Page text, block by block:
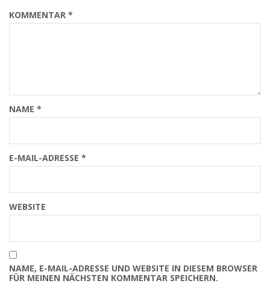
KOMMENTAR *
NAME *
E-MAIL-ADRESSE *
WEBSITE
NAME, E-MAIL-ADRESSE UND WEBSITE IN DIESEM BROWSER
FÜR MEINEN NÄCHSTEN KOMMENTAR SPEICHERN.